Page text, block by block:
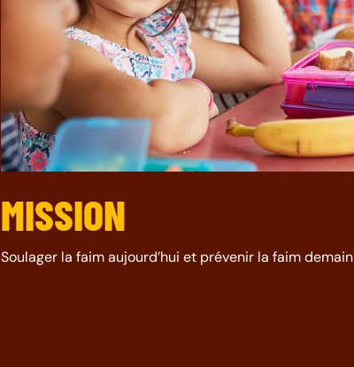
MISSION
Soulager la faim aujourd’hui et prévenir la faim demain